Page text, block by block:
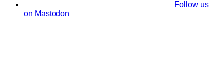
Follow us
on Mastodon